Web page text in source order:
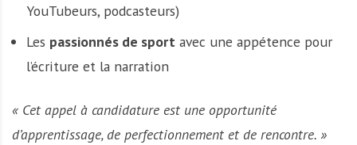
YouTubeurs, podcasteurs)
Les passionnés de sportavec une appétence pour
l’écriture et la narration
« Cet appel à candidature est une opportunité
d’apprentissage, de perfectionnement et de rencontre. »